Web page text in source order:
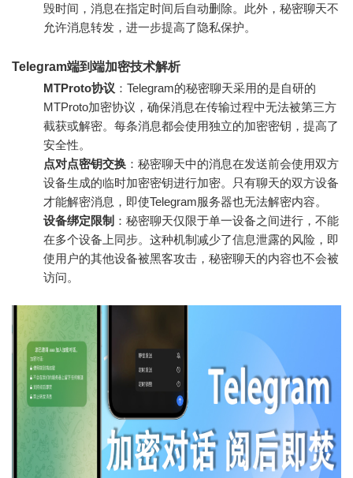
毁时间，消息在指定时间后自动删除。此外，秘密聊天不
允许消息转发，进一步提高了隐私保护。
Telegram端到端加密技术解析
MTProto协议 ：Telegram的秘密聊天采用的是自研的
MTProto加密协议，确保消息在传输过程中无法被第三方
截获或解密。每条消息都会使用独立的加密密钥，提高了
安全性。
点对点密钥交换 ：秘密聊天中的消息在发送前会使用双方
设备生成的临时加密密钥进行加密。只有聊天的双方设备
才能解密消息，即使Telegram服务器也无法解密内容。
设备绑定限制 ：秘密聊天仅限于单一设备之间进行，不能
在多个设备上同步。这种机制减少了信息泄露的风险，即
使用户的其他设备被黑客攻击，秘密聊天的内容也不会被
访问。